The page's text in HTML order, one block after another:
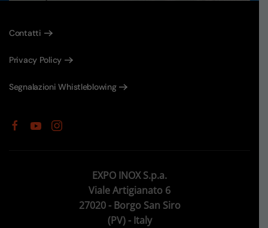
Contatti
Privacy Policy
Segnalazioni Whistleblowing
EXPO INOX S.p.a.
Viale Artigianato 6
27020 - Borgo San Siro
(PV) - Italy